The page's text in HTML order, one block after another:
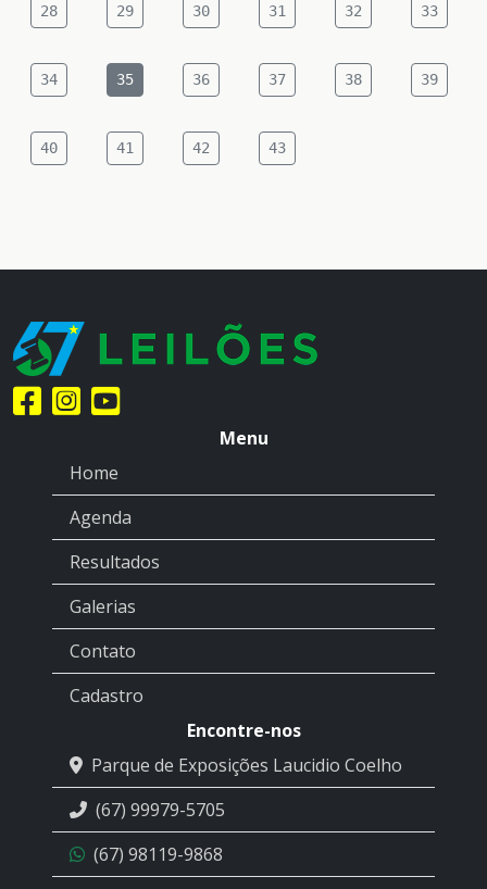
28 29 30 31 32 33
34 35 36 37 38 39
40 41 42 43
Menu
Home
Agenda
Resultados
Galerias
Contato
Cadastro
Encontre-nos
Parque de Exposições Laucidio Coelho
(67) 99979-5705
(67) 98119-9868